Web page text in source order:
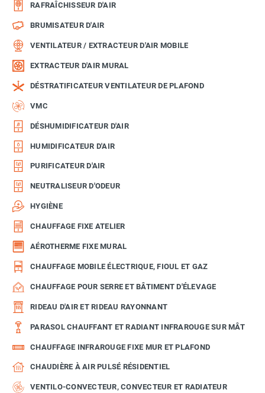
RAFRAÎCHISSEUR D'AIR
BRUMISATEUR D'AIR
VENTILATEUR / EXTRACTEUR D'AIR MOBILE
EXTRACTEUR D'AIR MURAL
DÉSTRATIFICATEUR VENTILATEUR DE PLAFOND
VMC
DÉSHUMIDIFICATEUR D'AIR
HUMIDIFICATEUR D'AIR
PURIFICATEUR D'AIR
NEUTRALISEUR D'ODEUR
HYGIÈNE
CHAUFFAGE FIXE ATELIER
AÉROTHERME FIXE MURAL
CHAUFFAGE MOBILE ÉLECTRIQUE, FIOUL ET GAZ
CHAUFFAGE POUR SERRE ET BÂTIMENT D'ÉLEVAGE
RIDEAU D'AIR ET RIDEAU RAYONNANT
PARASOL CHAUFFANT ET RADIANT INFRAROUGE SUR MÂT
CHAUFFAGE INFRAROUGE FIXE MUR ET PLAFOND
CHAUDIÈRE À AIR PULSÉ RÉSIDENTIEL
VENTILO-CONVECTEUR, CONVECTEUR ET RADIATEUR